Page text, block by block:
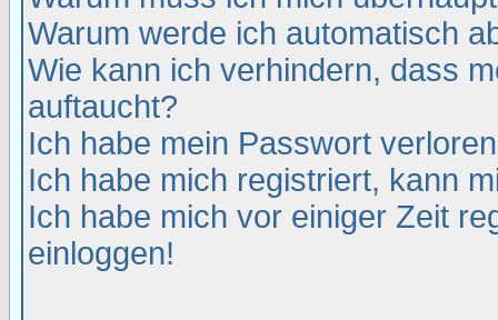
Warum werde ich automatisch
Wie kann ich verhindern, dass
auftaucht?
Ich habe mein Passwort
Ich habe mich registriert, kann
Ich habe mich vor einiger Zeit
einloggen!